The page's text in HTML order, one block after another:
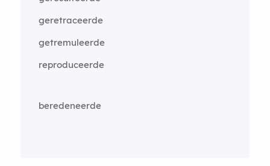
geretraceerde
getremuleerde
reproduceerde
beredeneerde